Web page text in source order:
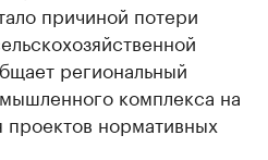
причиной потери
региональный
комплекса на
нормативных